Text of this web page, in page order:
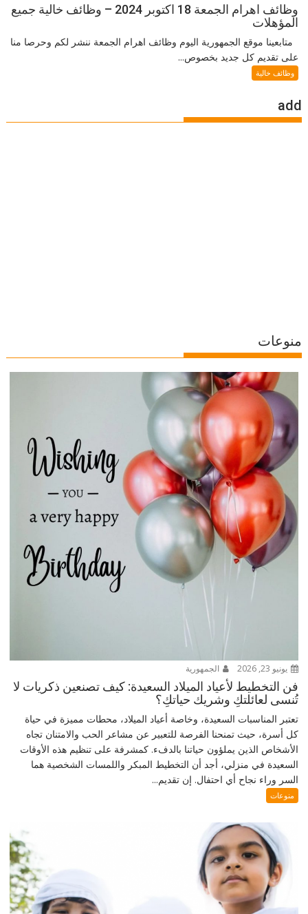
وظائف اهرام الجمعة 18 اكتوبر 2024 – وظائف خالية جميع
المؤهلات
متابعينا موقع الجمهورية اليوم وظائف اهرام الجمعة ننشر لكم وحرصا منا
على تقديم كل جديد بخصوص...
وظائف خالية
add
منوعات
يونيو 23, 2026 الجمهورية
فن التخطيط لأعياد الميلاد السعيدة: كيف تصنعين ذكريات لا
تُنسى لعائلتكِ وشريك حياتكِ؟
تعتبر المناسبات السعيدة، وخاصة أعياد الميلاد، محطات مميزة في حياة
كل أسرة، حيث تمنحنا الفرصة للتعبير عن مشاعر الحب والامتنان تجاه
الأشخاص الذين يملؤون حياتنا بالدفء. كمشرفة على تنظيم هذه الأوقات
السعيدة في منزلي، أجد أن التخطيط المبكر واللمسات الشخصية هما
السر وراء نجاح أي احتفال. إن تقديم...
منوعات